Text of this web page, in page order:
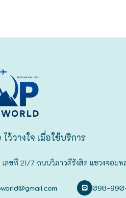
ว้วางใจ เมื่อใช้บริการ
ขที่ 21/7 ถนนวิภาวดีรังสิต แขวงจอมพ
098-